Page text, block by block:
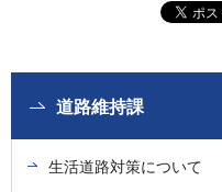
道路維持課
生活道路対策について